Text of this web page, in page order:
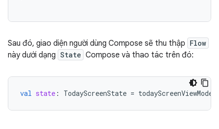
Sau đó, giao diện người dùng Compose sẽ thu thập Flow
này dưới dạng State Compose và thao tác trên đó:
val state : TodayScreenState = todayScreenViewModel